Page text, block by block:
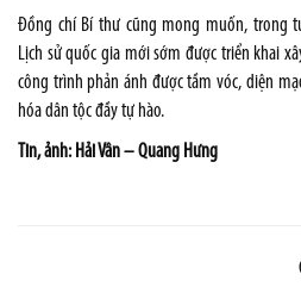
Đồng chí Bí thư cũng mong muốn, trong
Lịch sử quốc gia mới sớm được triển khai
công trình phản ánh được tầm vóc, diện
hóa dân tộc đầy tự hào.
Tin, ảnh: Hải Vân – Quang Hưng